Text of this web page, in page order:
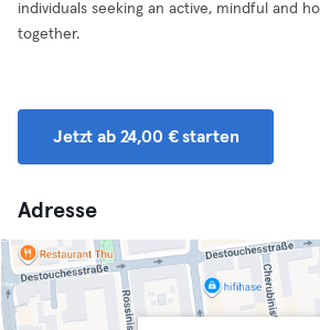
individuals seeking an active, mindful and
together.
Jetzt ab 24,00 € starten
Adresse